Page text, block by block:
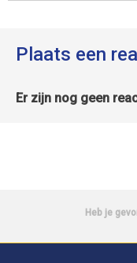
Plaats een
Er zijn nog geen
Heb je